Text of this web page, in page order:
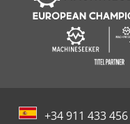
+34 911 433 456